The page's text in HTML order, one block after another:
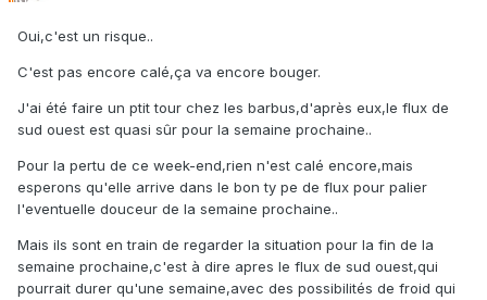
Oui,c'est un risque..
C'est pas encore calé,ça va encore bouger.
J'ai été faire un ptit tour chez les barbus,d'après eux,le flux de
sud ouest est quasi sûr pour la semaine prochaine..
Pour la pertu de ce week-end,rien n'est calé encore,mais
esperons qu'elle arrive dans le bon ty pe de flux pour palier
l'eventuelle douceur de la semaine prochaine..
Mais ils sont en train de regarder la situation pour la fin de la
semaine prochaine,c'est à dire apres le flux de sud ouest,qui
pourrait durer qu'une semaine,avec des possibilités de froid qui